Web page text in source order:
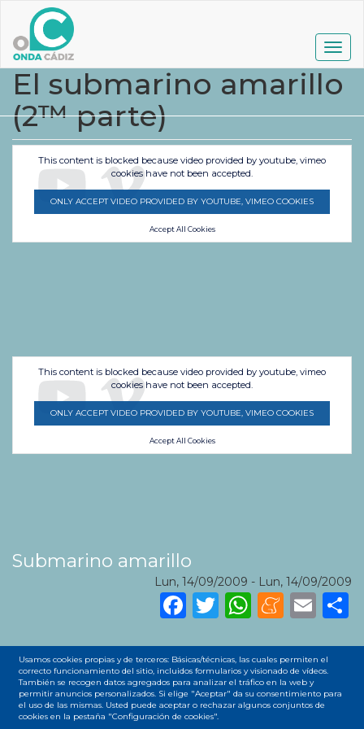
contenido
principal
El submarino amarillo
(2™ parte)
This content is blocked because video provided by youtube, vimeo
cookies have not been accepted.
ONLY ACCEPT VIDEO PROVIDED BY YOUTUBE, VIMEO COOKIES
Accept All Cookies
This content is blocked because video provided by youtube, vimeo
cookies have not been accepted.
ONLY ACCEPT VIDEO PROVIDED BY YOUTUBE, VIMEO COOKIES
Accept All Cookies
Submarino amarillo
Lun, 14/09/2009 - Lun, 14/09/2009
Facebook
Twitter
Tweets del SubmarinoOC
Tweets del SubmarinoOC
Usamos cookies propias y de terceros: Básicas/técnicas, las cuales permiten el
correcto funcionamiento del sitio, incluidos formularios y visionado de vídeos.
También se recogen datos agregados para analizar el tráfico en la web y
permitir anuncios personalizados. Si elige "Aceptar" da su consentimiento para
el uso de las mismas. Usted puede aceptar o rechazar algunos conjuntos de
cookies en la pestaña "Configuración de cookies".